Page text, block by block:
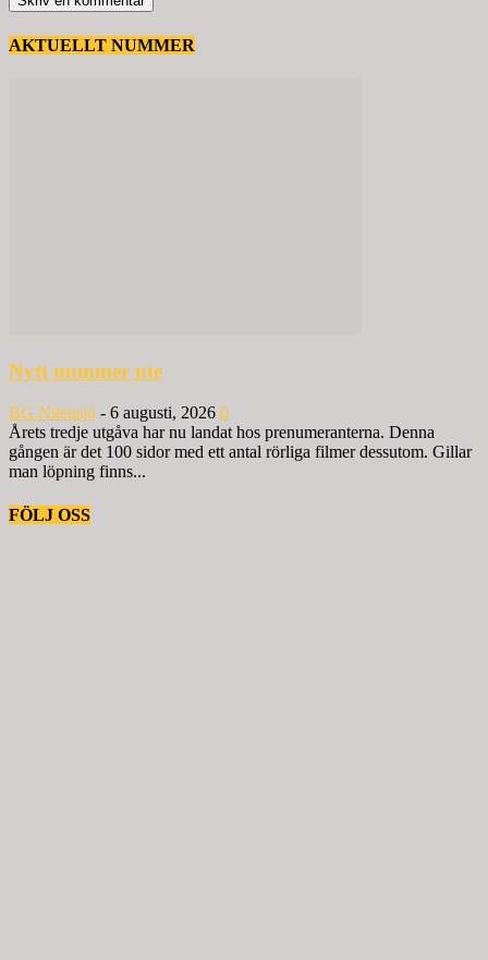
AKTUELLT NUMMER
Nytt nummer ute
BG Nilensjö - 6 augusti, 2026 0
Årets tredje utgåva har nu landat hos prenumeranterna. Denna
gången är det 100 sidor med ett antal rörliga filmer dessutom. Gillar
man löpning finns...
FÖLJ OSS